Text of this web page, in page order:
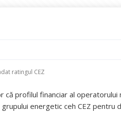
ratingul CEZ
profilul financiar al operatorului
energetic ceh CEZ pentru